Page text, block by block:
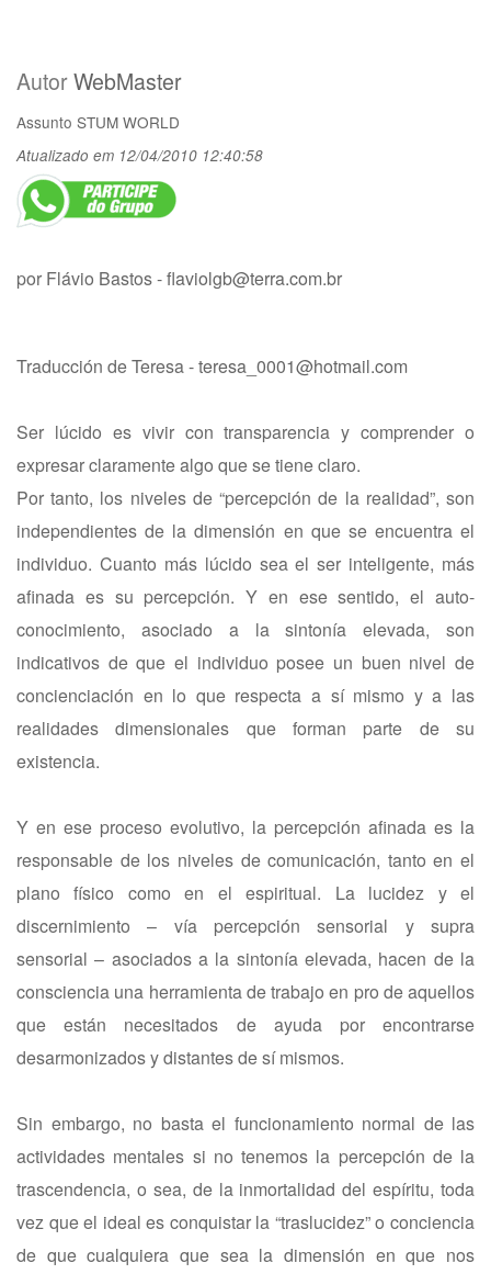
AutorWebMaster
Assunto STUM WORLD
Atualizado em 12/04/2010 12:40:58
por Flávio Bastos -flaviolgb@terra.com.br
Traducción de Teresa -teresa_0001@hotmail.com
Ser lúcido es vivir con transparencia y comprender o
expresar claramente algo que se tiene claro.
Por tanto, los niveles de “percepción de la realidad”, son
independientes de la dimensión en que se encuentra el
individuo. Cuanto más lúcido sea el ser inteligente, más
afinada es su percepción. Y en ese sentido, el auto-
conocimiento, asociado a la sintonía elevada, son
indicativos de que el individuo posee un buen nivel de
concienciación en lo que respecta a sí mismo y a las
realidades dimensionales que forman parte de su
existencia.
Y en ese proceso evolutivo, la percepción afinada es la
responsable de los niveles de comunicación, tanto en el
plano físico como en el espiritual. La lucidez y el
discernimiento – vía percepción sensorial y supra
sensorial – asociados a la sintonía elevada, hacen de la
consciencia una herramienta de trabajo en pro de aquellos
que están necesitados de ayuda por encontrarse
desarmonizados y distantes de sí mismos.
Sin embargo, no basta el funcionamiento normal de las
actividades mentales si no tenemos la percepción de la
trascendencia, o sea, de la inmortalidad del espíritu, toda
vez que el ideal es conquistar la “traslucidez” o conciencia
de que cualquiera que sea la dimensión en que nos